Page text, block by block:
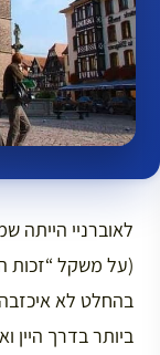
לאוברניי הייתה
(על משקל “זכות
בהחלט לא
ביותר בדרך